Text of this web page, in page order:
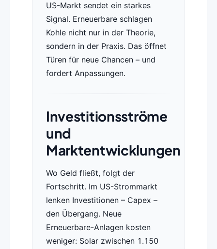
US-Markt sendet ein starkes
Signal. Erneuerbare schlagen
Kohle nicht nur in der Theorie,
sondern in der Praxis. Das öffnet
Türen für neue Chancen – und
fordert Anpassungen.
Investitionsströme
und
Marktentwicklungen
Wo Geld fließt, folgt der
Fortschritt. Im US-Strommarkt
lenken Investitionen – Capex –
den Übergang. Neue
Erneuerbare-Anlagen kosten
weniger: Solar zwischen 1.150